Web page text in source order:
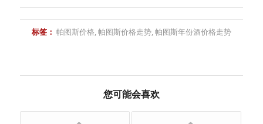
标签： 帕图斯价格,帕图斯价格走势,帕图斯年份酒价格走势
您可能会喜欢